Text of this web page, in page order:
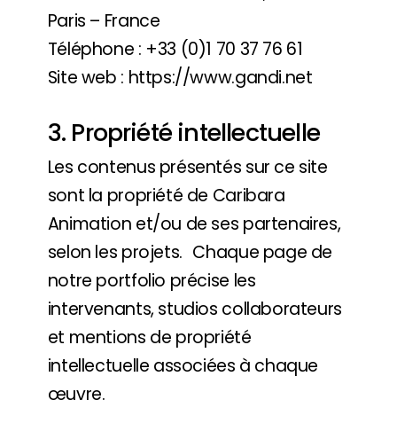
Paris – France
Téléphone : +33 (0)1 70 37 76 61
Site web : https://www.gandi.net
3. Propriété intellectuelle
Les contenus présentés sur ce site
sont la propriété de Caribara
Animation et/ou de ses partenaires,
selon les projets. Chaque page de
notre portfolio précise les
intervenants, studios collaborateurs
et mentions de propriété
intellectuelle associées à chaque
œuvre.